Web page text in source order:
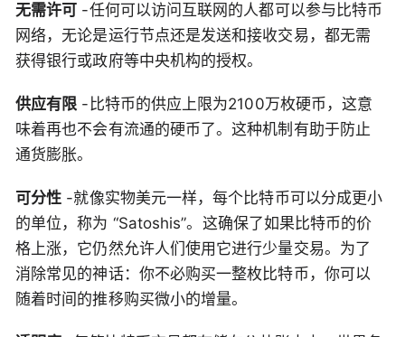
无需许可 -任何可以访问互联网的人都可以参与比特币
网络，无论是运行节点还是发送和接收交易，都无需
获得银行或政府等中央机构的授权。
供应有限 -比特币的供应上限为2100万枚硬币，这意
味着再也不会有流通的硬币了。这种机制有助于防止
通货膨胀。
可分性 -就像实物美元一样，每个比特币可以分成更小
的单位，称为 “Satoshis”。这确保了如果比特币的价
格上涨，它仍然允许人们使用它进行少量交易。为了
消除常见的神话：你不必购买一整枚比特币，你可以
随着时间的推移购买微小的增量。